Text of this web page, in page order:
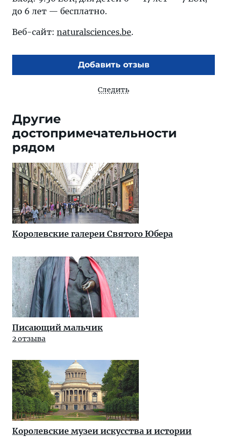
до 6 лет — бесплатно.
Веб-сайт: naturalsciences.be.
Добавить отзыв
Следить
Другие
достопримечательности
рядом
Королевские галереи Святого Юбера
Писающий мальчик
2 отзыва
Королевские музеи искусства и истории